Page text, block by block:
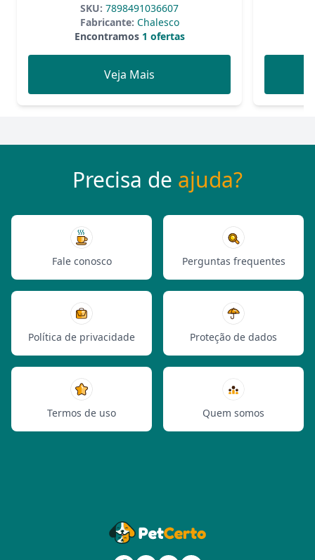
SKU: 7898491036607
Fabricante: Chalesco
Encontramos1 ofertas
Veja Mais
Precisa de ajuda?
Fale conosco Perguntas frequentes
Política de privacidade Proteção de dados
Termos de uso Quem somos